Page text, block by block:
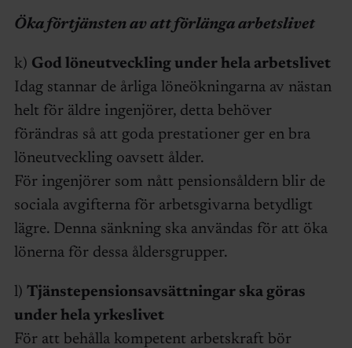
Öka förtjänsten av att förlänga arbetslivet
k) God löneutveckling under hela arbetslivet
Idag stannar de årliga löneökningarna av nästan
helt för äldre ingenjörer, detta behöver
förändras så att goda prestationer ger en bra
löneutveckling oavsett ålder.
För ingenjörer som nått pensionsåldern blir de
sociala avgifterna för arbetsgivarna betydligt
lägre. Denna sänkning ska användas för att öka
lönerna för dessa åldersgrupper.
l) Tjänstepensionsavsättningar ska göras
under hela yrkeslivet
För att behålla kompetent arbetskraft bör